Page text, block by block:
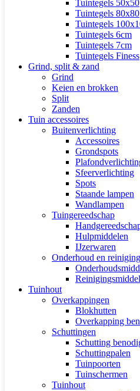
Tuintegels 50x50
Tuintegels 80x80
Tuintegels
Tuintegels 6cm
Tuintegels 7cm
Tuintegels Finess
Grind, split & zand
Grind
Keien en brokken
Split
Zanden
Tuin accessoires
Buitenverlichting
Accessoires
Grondspots
Sfeerverlichting
Spots
Staande lampen
Wandlampen
Tuingereedschap
Hulpmiddelen
IJzerwaren
Onderhoud en reiniging
Tuinhout
Overkappingen
Blokhutten
Overkapping
Schuttingen
Schutting
Schuttingpalen
Tuinpoorten
Tuinschermen
Tuinhout